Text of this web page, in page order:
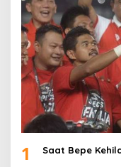
1 Saat Bepe